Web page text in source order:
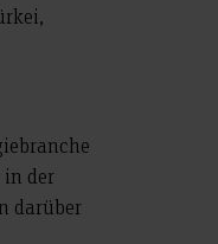
in der
darüber